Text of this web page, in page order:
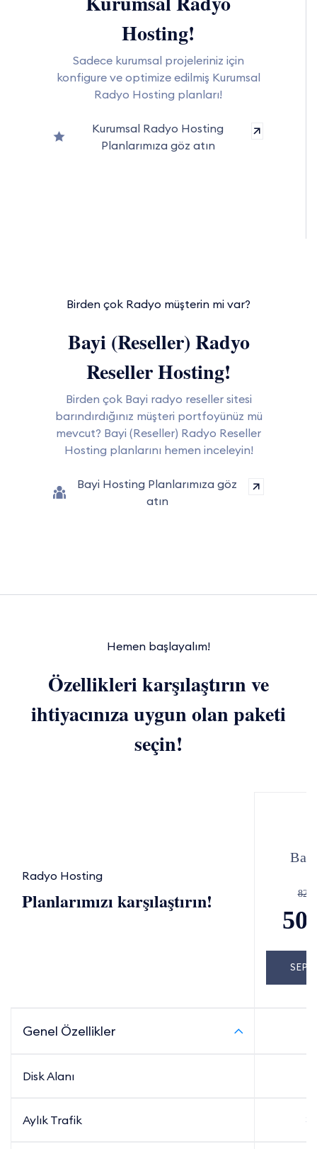
Hosting!
Sadece kurumsal projeleriniz için
konfigure ve optimize edilmiş Kurumsal
Radyo Hosting planları!
Kurumsal Radyo Hosting
Planlarımıza göz atın
Birden çok Radyo müşterin mi var?
Bayi (Reseller) Radyo
Reseller Hosting!
Birden çok Bayi radyo reseller sitesi
barındırdığınız müşteri portfoyünüz mü
mevcut? Bayi (Reseller) Radyo Reseller
Hosting planlarını hemen inceleyin!
Bayi Hosting Planlarımıza göz
atın
Hemen başlayalım!
Özellikleri karşılaştırın ve
ihtiyacınıza uygun olan paketi
seçin!
Radyo Hosting
Planlarımızı karşılaştırın!
Genel Özellikler
Disk Alanı
Aylık Trafik